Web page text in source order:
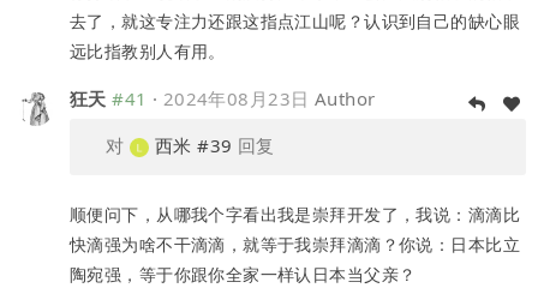
去了，就这专注力还跟这指点江山呢？认识到自己的缺心眼
远比指教别人有用。
狂天 #41 · 2024年08月23日 Author
对
西米 #39 回复
顺便问下，从哪我个字看出我是崇拜开发了，我说：滴滴比
快滴强为啥不干滴滴，就等于我崇拜滴滴？你说：日本比立
陶宛强，等于你跟你全家一样认日本当父亲？